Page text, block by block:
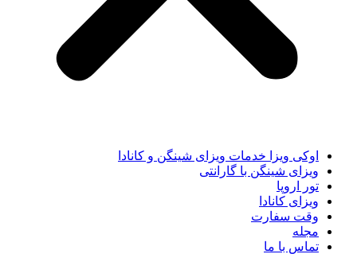
اوکی ویزا خدمات ویزای شینگن و کانادا
ویزای شینگن با گارانتی
تور اروپا
ویزای کانادا
وقت سفارت
مجله
تماس با ما